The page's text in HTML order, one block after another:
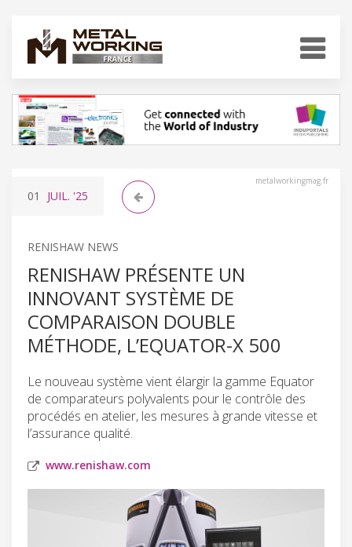
metalworkingmag.fr
01 JUIL. '25
RENISHAW NEWS
RENISHAW PRÉSENTE UN
INNOVANT SYSTÈME DE
COMPARAISON DOUBLE
MÉTHODE, L’EQUATOR-X 500
Le nouveau système vient élargir la gamme Equator
de comparateurs polyvalents pour le contrôle des
procédés en atelier, les mesures à grande vitesse et
l’assurance qualité.
www.renishaw.com